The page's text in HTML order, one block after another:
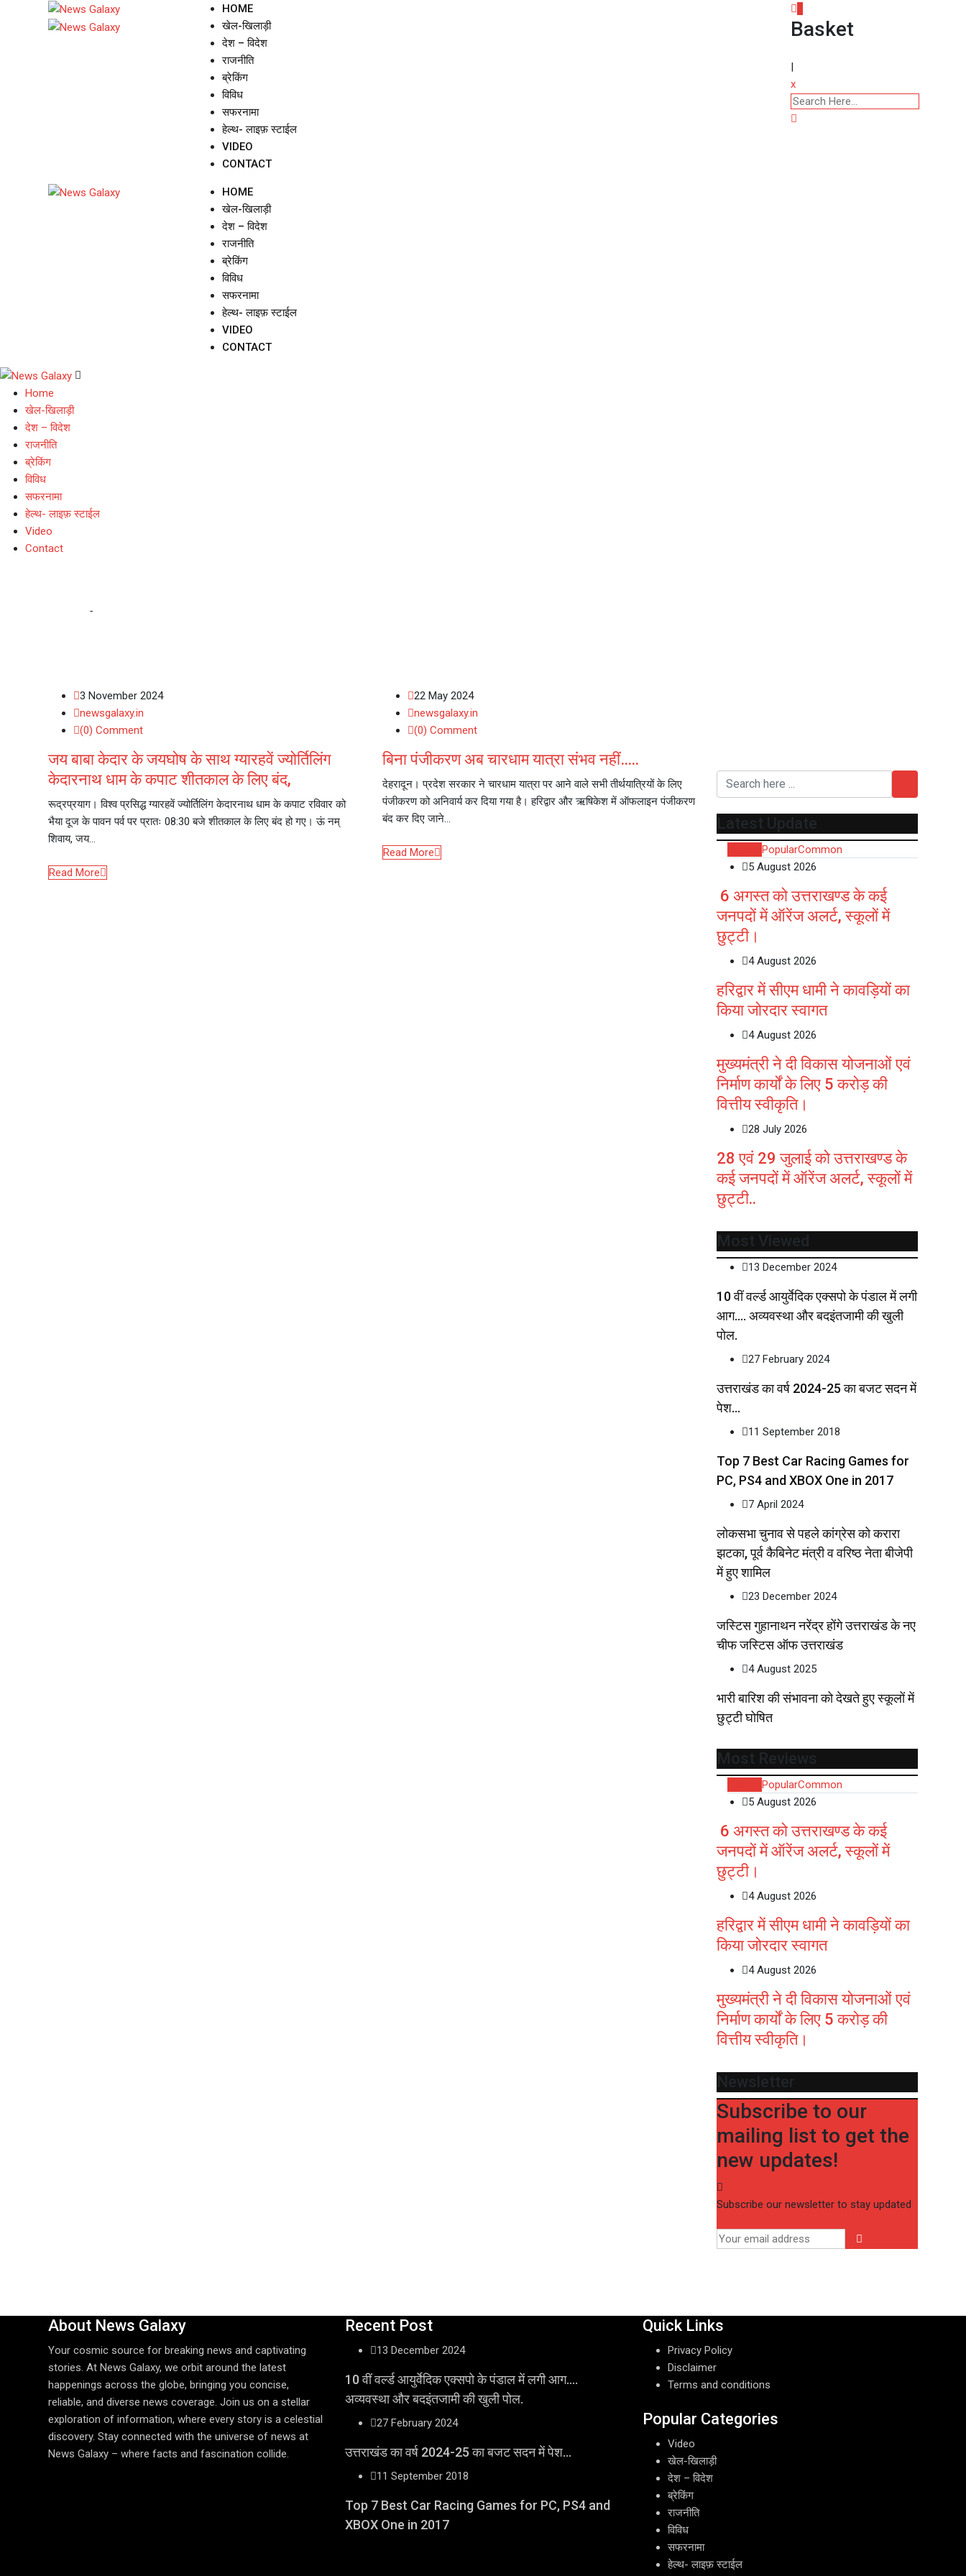
HOME
खेल-खिलाड़ी
देश – विदेश
राजनीति
ब्रेकिंग
विविध
सफरनामा
हेल्थ- लाइफ़ स्टाईल
VIDEO
CONTACT
Basket
|
x
HOME
खेल-खिलाड़ी
देश – विदेश
राजनीति
ब्रेकिंग
विविध
सफरनामा
हेल्थ- लाइफ़ स्टाईल
VIDEO
CONTACT
Home
खेल-खिलाड़ी
देश – विदेश
राजनीति
ब्रेकिंग
विविध
सफरनामा
हेल्थ- लाइफ़ स्टाईल
Video
Contact
-
3 November 2024
newsgalaxy.in
(0) Comment
जय बाबा केदार के जयघोष के साथ ग्यारहवें ज्योर्तिलिंग
केदारनाथ धाम के कपाट शीतकाल के लिए बंद,
रूद्रप्रयाग। विश्व प्रसिद्ध ग्यारहवें ज्योर्तिलिंग केदारनाथ धाम के कपाट रविवार को
भैया दूज के पावन पर्व पर प्रातः 08:30 बजे शीतकाल के लिए बंद हो गए। ऊं नम्
शिवाय, जय…
Read More
22 May 2024
newsgalaxy.in
(0) Comment
बिना पंजीकरण अब चारधाम यात्रा संभव नहीं…..
देहरादून। प्रदेश सरकार ने चारधाम यात्रा पर आने वाले सभी तीर्थयात्रियों के लिए
पंजीकरण को अनिवार्य कर दिया गया है। हरिद्वार और ऋषिकेश में ऑफलाइन पंजीकरण
बंद कर दिए जाने…
Read More
Latest Update
PopularCommon
5 August 2026
6 अगस्त को उत्तराखण्ड के कई
जनपदों में ऑरेंज अलर्ट, स्कूलों में
छुट्टी।
4 August 2026
हरिद्वार में सीएम धामी ने कावड़ियों का
किया जोरदार स्वागत
4 August 2026
मुख्यमंत्री ने दी विकास योजनाओं एवं
निर्माण कार्यों के लिए 5 करोड़ की
वित्तीय स्वीकृति।
28 July 2026
28 एवं 29 जुलाई को उत्तराखण्ड के
कई जनपदों में ऑरेंज अलर्ट, स्कूलों में
छुट्टी..
Most Viewed
13 December 2024
10 वीं वर्ल्ड आयुर्वेदिक एक्सपो के पंडाल में लगी
आग…. अव्यवस्था और बदइंतजामी की खुली
पोल.
27 February 2024
उत्तराखंड का वर्ष 2024-25 का बजट सदन में
पेश…
11 September 2018
Top 7 Best Car Racing Games for
PC, PS4 and XBOX One in 2017
7 April 2024
लोकसभा चुनाव से पहले कांग्रेस को करारा
झटका, पूर्व कैबिनेट मंत्री व वरिष्ठ नेता बीजेपी
में हुए शामिल
23 December 2024
जस्टिस गुहानाथन नरेंद्र होंगे उत्तराखंड के नए
चीफ जस्टिस ऑफ उत्तराखंड
4 August 2025
भारी बारिश की संभावना को देखते हुए स्कूलों में
छुट्टी घोषित
Most Reviews
PopularCommon
5 August 2026
6 अगस्त को उत्तराखण्ड के कई
जनपदों में ऑरेंज अलर्ट, स्कूलों में
छुट्टी।
4 August 2026
हरिद्वार में सीएम धामी ने कावड़ियों का
किया जोरदार स्वागत
4 August 2026
मुख्यमंत्री ने दी विकास योजनाओं एवं
निर्माण कार्यों के लिए 5 करोड़ की
वित्तीय स्वीकृति।
Newsletter
Subscribe to our
mailing list to get the
new updates!
Subscribe our newsletter to stay updated
About News Galaxy
Your cosmic source for breaking news and captivating
stories. At News Galaxy, we orbit around the latest
happenings across the globe, bringing you concise,
reliable, and diverse news coverage. Join us on a stellar
exploration of information, where every story is a celestial
discovery. Stay connected with the universe of news at
News Galaxy – where facts and fascination collide.
Recent Post
13 December 2024
10 वीं वर्ल्ड आयुर्वेदिक एक्सपो के पंडाल में लगी आग….
अव्यवस्था और बदइंतजामी की खुली पोल.
27 February 2024
उत्तराखंड का वर्ष 2024-25 का बजट सदन में पेश…
11 September 2018
Top 7 Best Car Racing Games for PC, PS4 and
XBOX One in 2017
Quick Links
Privacy Policy
Disclaimer
Terms and conditions
Popular Categories
Video
खेल-खिलाड़ी
देश – विदेश
ब्रेकिंग
राजनीति
विविध
सफरनामा
हेल्थ- लाइफ़ स्टाईल